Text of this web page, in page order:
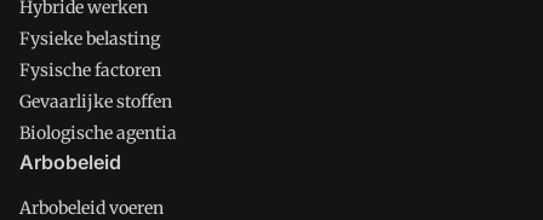
Hybride werken
Fysieke belasting
Fysische factoren
Gevaarlijke stoffen
Biologische agentia
Arbobeleid
Arbobeleid voeren